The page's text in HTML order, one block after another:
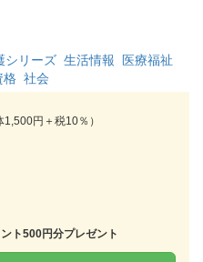
シリーズ 生活情報
医療福祉
格 社会
1,500円＋税10％）
ト500円分プレゼント